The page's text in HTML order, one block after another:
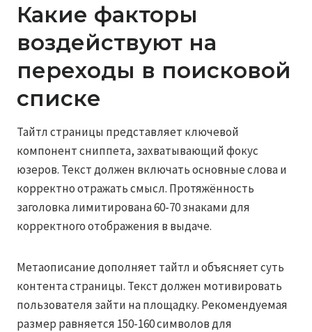
Какие факторы
воздействуют на
переходы в поисковой
списке
Тайтл страницы представляет ключевой
компонент сниппета, захватывающий фокус
юзеров. Текст должен включать основные слова и
корректно отражать смысл. Протяжённость
заголовка лимитирована 60-70 знаками для
корректного отображения в выдаче.
Метаописание дополняет тайтл и объясняет суть
контента страницы. Текст должен мотивировать
пользователя зайти на площадку. Рекомендуемая
размер равняется 150-160 символов для